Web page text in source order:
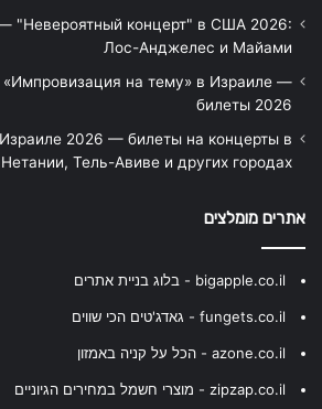
"Невероятный концерт" в США 2026:
Лос-Анджелес и Майами
на тему» в Израиле —
билеты 2026
2026 — билеты на концерты в
Тель-Авиве и других городах
אתרים מומלצים
bigapple.co.il - בלוג בניית אתרים
fungets.co.il - גאדג'טים הכי שווים
azone.co.il - הכל על קניה באמזון
zipzap.co.il - מוצרי חשמל במחירים הגיוניים